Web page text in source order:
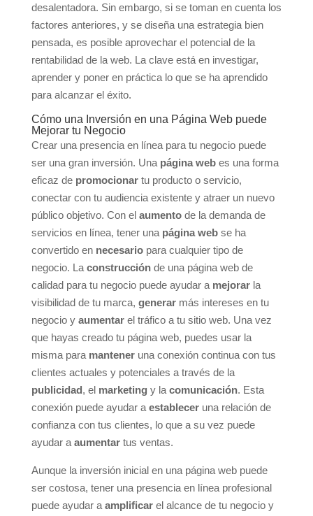
desalentadora. Sin embargo, si se toman en cuenta los
factores anteriores, y se diseña una estrategia bien
pensada, es posible aprovechar el potencial de la
rentabilidad de la web. La clave está en investigar,
aprender y poner en práctica lo que se ha aprendido
para alcanzar el éxito.
Cómo una Inversión en una Página Web puede
Mejorar tu Negocio
Crear una presencia en línea para tu negocio puede
ser una gran inversión. Una página webes una forma
eficaz de promocionartu producto o servicio,
conectar con tu audiencia existente y atraer un nuevo
público objetivo. Con el aumentode la demanda de
servicios en línea, tener una página webse ha
convertido en necesariopara cualquier tipo de
negocio. La construcciónde una página web de
calidad para tu negocio puede ayudar a mejorarla
visibilidad de tu marca, generarmás intereses en tu
negocio y aumentarel tráfico a tu sitio web. Una vez
que hayas creado tu página web, puedes usar la
misma para manteneruna conexión continua con tus
clientes actuales y potenciales a través de la
publicidad, el marketing y la comunicación. Esta
conexión puede ayudar a estableceruna relación de
confianza con tus clientes, lo que a su vez puede
ayudar a aumentartus ventas.
Aunque la inversión inicial en una página web puede
ser costosa, tener una presencia en línea profesional
puede ayudar a amplificarel alcance de tu negocio y